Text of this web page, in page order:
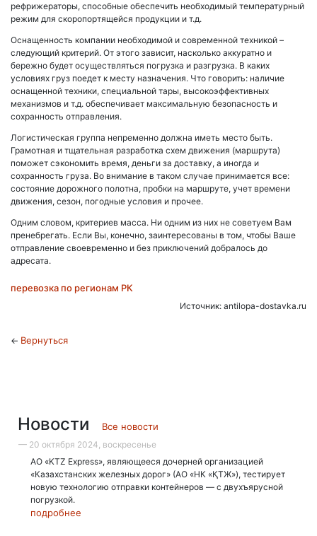
Новости Все новости
— 20 октября 2024, воскресенье
АО «KTZ Express», являющееся дочерней организацией
«Казахстанских железных дорог» (АО «НК «ҚТЖ»), тестирует
новую технологию отправки контейнеров — с двухъярусной
погрузкой.
подробнее
рефрижераторы, способные обеспечить необходимый температурный
режим для скоропортящейся продукции и т.д.
Оснащенность компании необходимой и современной техникой –
следующий критерий. От этого зависит, насколько аккуратно и
бережно будет осуществляться погрузка и разгрузка. В каких
условиях груз поедет к месту назначения. Что говорить: наличие
оснащенной техники, специальной тары, высокоэффективных
механизмов и т.д. обеспечивает максимальную безопасность и
сохранность отправления.
Логистическая группа непременно должна иметь место быть.
Грамотная и тщательная разработка схем движения (маршрута)
поможет сэкономить время, деньги за доставку, а иногда и
сохранность груза. Во внимание в таком случае принимается все:
состояние дорожного полотна, пробки на маршруте, учет времени
движения, сезон, погодные условия и прочее.
Одним словом, критериев масса. Ни одним из них не советуем Вам
пренебрегать. Если Вы, конечно, заинтересованы в том, чтобы Ваше
отправление своевременно и без приключений добралось до
адресата.
перевозка по регионам РК
Источник: antilopa-dostavka.ru
← Вернуться